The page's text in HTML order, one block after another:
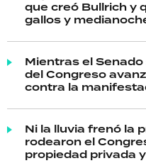
que creó Bullrich y
gallos y
Mientras el
del Congreso
contra la
Ni la lluvia frenó la
rodearon el
propiedad privada